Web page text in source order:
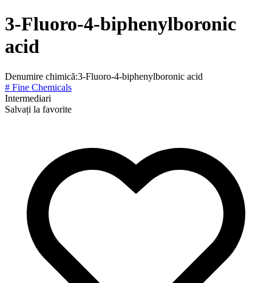
3-Fluoro-4-biphenylboronic
acid
Denumire chimică:3-Fluoro-4-biphenylboronic acid
# Fine Chemicals
Intermediari
Salvați la favorite